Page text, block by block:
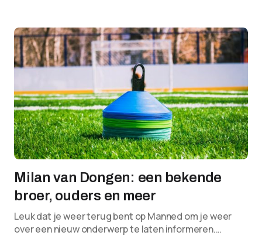
Milan van Dongen: een bekende
broer, ouders en meer
Leuk dat je weer terug bent op Manned om je weer
over een nieuw onderwerp te laten informeren.…